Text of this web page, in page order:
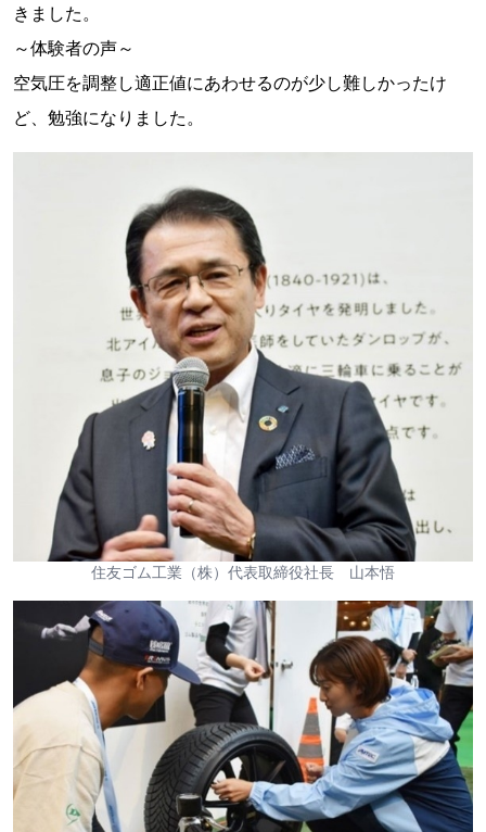
きました。
～体験者の声～
空気圧を調整し適正値にあわせるのが少し難しかったけ
ど、勉強になりました。
住友ゴム工業（株）代表取締役社長 山本悟